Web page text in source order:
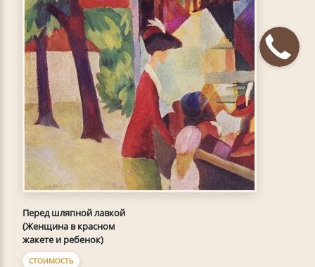
Перед шляпной лавкой
(Женщина в красном
жакете и ребенок)
СТОИМОСТЬ